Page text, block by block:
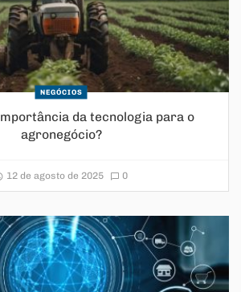
NEGÓCIOS
da tecnologia para o
agronegócio?
12 de agosto de 2025 0